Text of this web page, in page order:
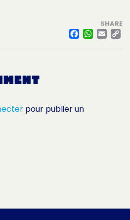
SHARE
pour publier un